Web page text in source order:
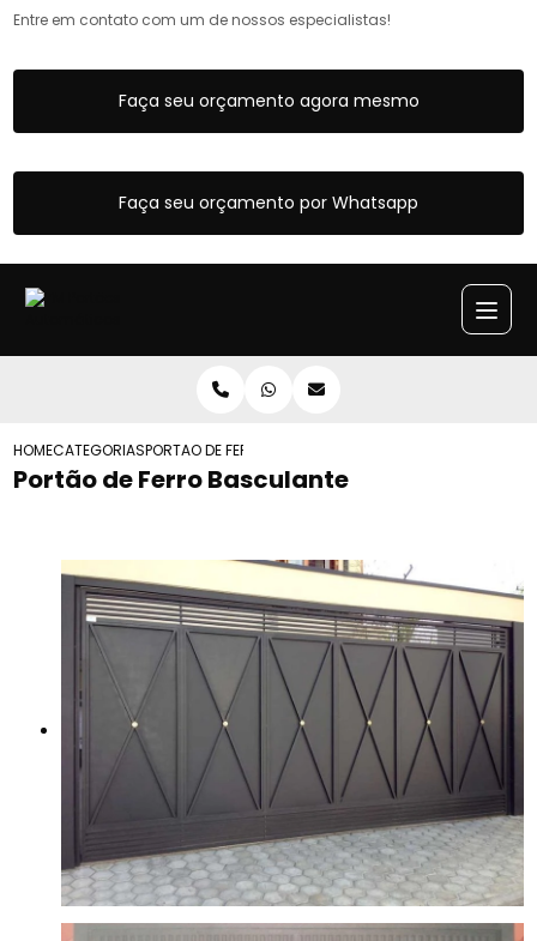
Entre em contato com um de nossos especialistas!
Faça seu orçamento agora mesmo
Faça seu orçamento por Whatsapp
HOMECATEGORIASPORTAO DE FERRO BASCULANTE
Portão de Ferro Basculante